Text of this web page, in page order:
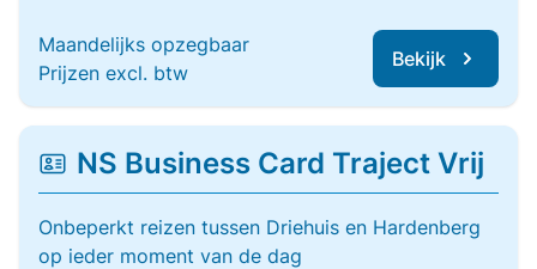
Maandelijks opzegbaar
Prijzen excl. btw
Bekijk
NS Business Card Traject Vrij
Onbeperkt reizen tussen Driehuis en Hardenberg
op ieder moment van de dag